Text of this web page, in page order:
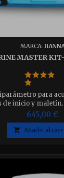
MARCA:
MASTER
para
inicio y maletín.
y No3 (RA).
Bluetooth
645,00 €
 Añadir al